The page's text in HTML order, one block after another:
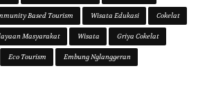
Based Tourism Wisata Edukasi Cokelat
Masyarakat Wisata Griya Cokelat
Eco Tourism Embung Nglanggeran